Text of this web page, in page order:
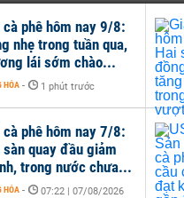
cà phê hôm nay 9/8:
nhẹ trong tuần qua,
lái sớm chào...
HÓA - 1 phút trước
cà phê hôm nay 7/8:
sàn quay đầu giảm
trong nước chưa...
HÓA - 07:22 | 07/08/2026